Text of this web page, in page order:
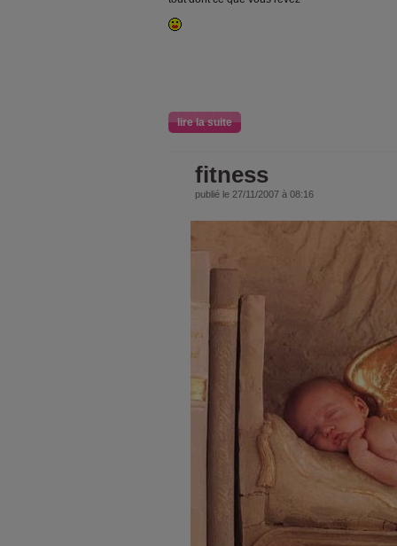
lire la suite
fitness
publié le 27/11/2007 à 08:16